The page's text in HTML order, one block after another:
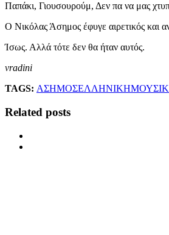
Παπάκι, Γιουσουρούμ, Δεν πα να μας
Ο Νικόλας Άσημος έφυγε αιρετικός και
Ίσως. Αλλά τότε δεν θα ήταν αυτός.
vradini
TAGS: ΑΣΗΜΟΣΕΛΛΗΝΙΚΗ
Related posts